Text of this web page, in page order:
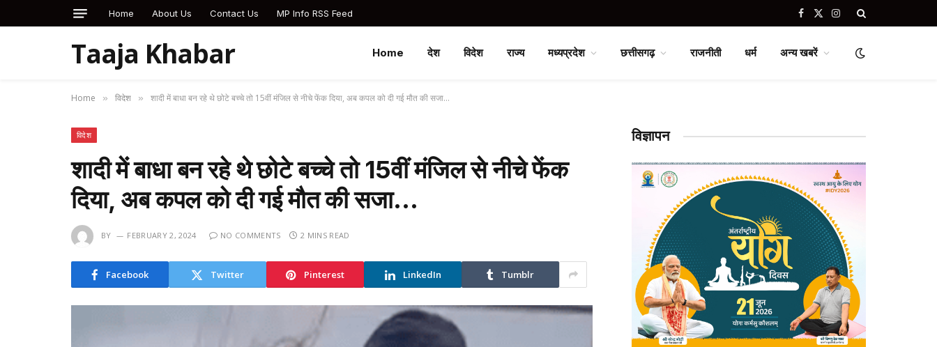
Home About Us Contact Us MP Info RSS Feed Facebook
X
Instagram
Taaja Khabar Home देश विदेश राज्य मध्यप्रदेश छत्तीसगढ़ राजनीती धर्म अन्य खबरें
Home » विदेश » शादी में बाधा बन रहे थे छोटे बच्चे तो 15वीं मंजिल से नीचे फेंक दिया, अब कपल को दी गई मौत की सजा…
विदेश
शादी में बाधा बन रहे थे छोटे बच्चे तो 15वीं मंजिल से नीचे फेंक
दिया, अब कपल को दी गई मौत की सजा…
BY FEBRUARY 2, 2024 NO COMMENTS 2 MINS READ
Facebook Twitter Pinterest LinkedIn Tumblr
विज्ञापन